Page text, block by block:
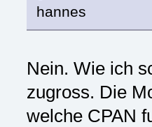
hannes
Nein. Wie ich
zugross. Die
welche CPAN